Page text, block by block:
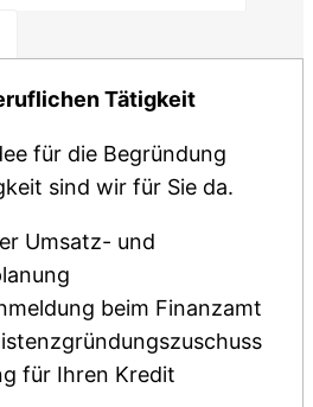
Tätigkeit
für die Begründung
sind wir für Sie da.
Umsatz- und
beim Finanzamt
für Ihren Kredit